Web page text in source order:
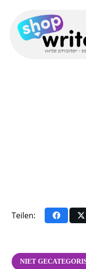
Teilen:
NIET